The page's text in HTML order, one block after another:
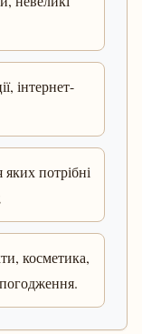
інтернет-
потрібні
косметика,
погодження.